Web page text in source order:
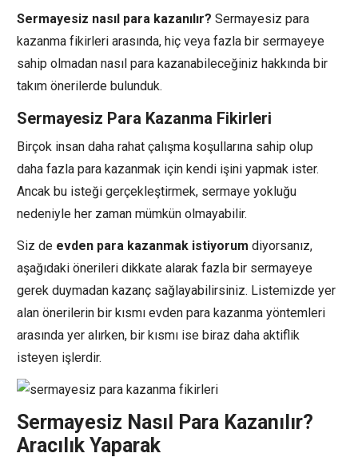
Sermayesiz nasıl para kazanılır? Sermayesiz para
kazanma fikirleri arasında, hiç veya fazla bir sermayeye
sahip olmadan nasıl para kazanabileceğiniz hakkında bir
takım önerilerde bulunduk.
Sermayesiz Para Kazanma Fikirleri
Birçok insan daha rahat çalışma koşullarına sahip olup
daha fazla para kazanmak için kendi işini yapmak ister.
Ancak bu isteği gerçekleştirmek, sermaye yokluğu
nedeniyle her zaman mümkün olmayabilir.
Siz de evden para kazanmak istiyorum diyorsanız,
aşağıdaki önerileri dikkate alarak fazla bir sermayeye
gerek duymadan kazanç sağlayabilirsiniz. Listemizde yer
alan önerilerin bir kısmı evden para kazanma yöntemleri
arasında yer alırken, bir kısmı ise biraz daha aktiflik
isteyen işlerdir.
Sermayesiz Nasıl Para Kazanılır?
Aracılık Yaparak